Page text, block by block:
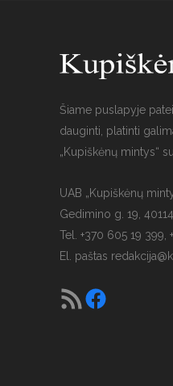
Šiame puslapyje
dauginti, platinti
„Kupiškėnų mintys“
UAB „Kupiškėnų
Gedimino g. 19,
Tel. +370 605 19 399,
El. paštas